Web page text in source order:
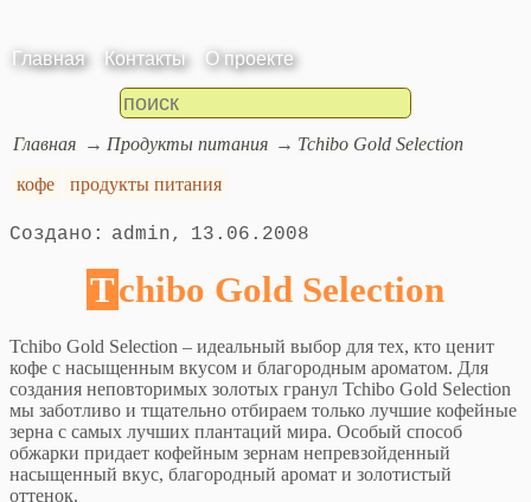
Главная Контакты О проекте
Главная Продукты питания
Tchibo Gold Selection
кофе
продукты питания
admin 13.06.2008
Tchibo Gold Selection
Tchibo Gold Selection – идеальный выбор для тех, кто ценит
кофе с насыщенным вкусом и благородным ароматом. Для
создания неповторимых золотых гранул Tchibo Gold Selection
мы заботливо и тщательно отбираем только лучшие кофейные
зерна с самых лучших плантаций мира. Особый способ
обжарки придает кофейным зернам непревзойденный
насыщенный вкус, благородный аромат и золотистый
оттенок.